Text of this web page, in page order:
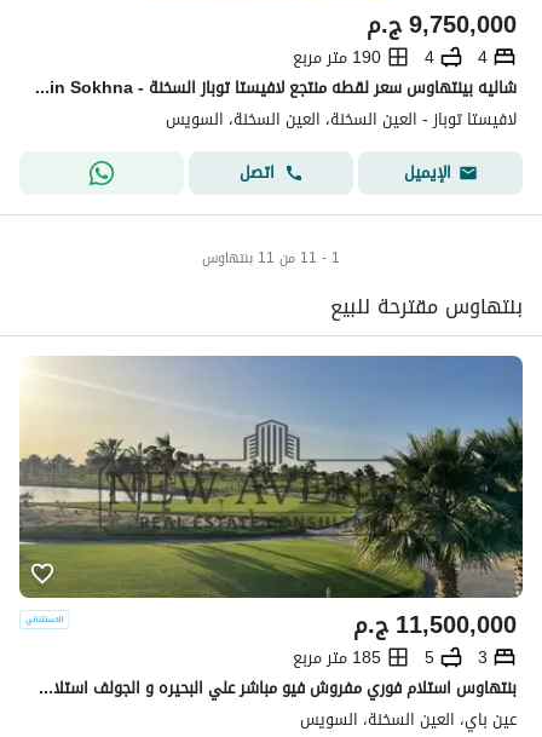
ج.م9,750,000
4
4
190 متر مربع
شاليه بينتهاوس سعر لقطه منتجع لافيستا توباز السخنة - La Vista Topaz Ain Sokhna
لافيستا توباز - العين السخنة، العين السخنة، السويس
الإيميل
اتصل
1 - 11 من 11 بنتهاوس
بنتهاوس مقترحة للبيع
ج.م11,500,000
3
5
185 متر مربع
بنتهاوس استلام فوري مفروش فيو مباشر علي البحيره و الجولف استلام فوري في عين باي العين السخنة Ain bay Ein elsokhna من تطوير نيو جيزة
عين باي، العين السخنة، السويس